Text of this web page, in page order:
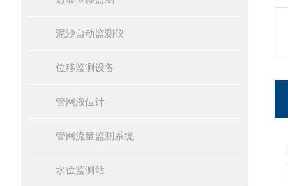
泥沙自动监测仪
位移监测设备
管网液位计
管网流量监测系统
水位监测站